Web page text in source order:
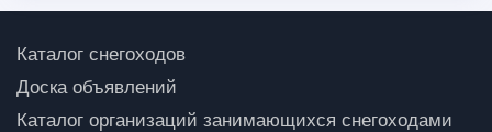
Каталог снегоходов
Доска объявлений
Каталог организаций занимающихся снегоходами